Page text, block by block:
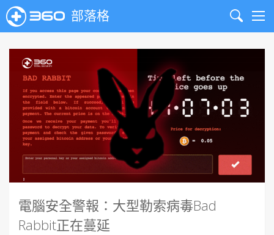
部落格
Search
電腦安全警報：大型勒索病毒Bad
Rabbit正在蔓延